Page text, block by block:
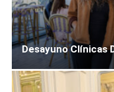
Desayuno Clínicas